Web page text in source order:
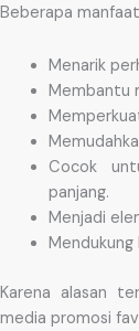
Beberapa
Menarik
Membantu
Cocok
panjang.
Menjadi
Karena alasan
media promosi